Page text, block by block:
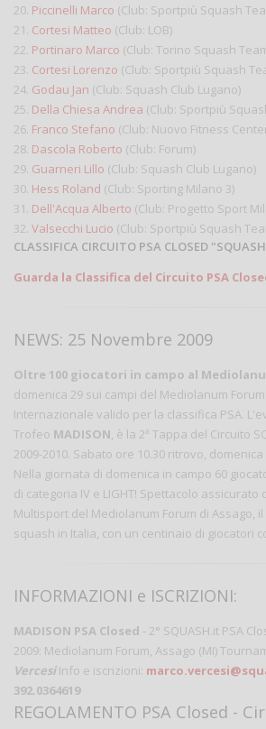
20. Piccinelli Marco (Club: Sportpiù Squash
21. Cortesi Matteo (Club: LOB)
22. Portinaro Marco (Club: Torino Squash
23. Cortesi Lorenzo (Club: Sportpiù Squash
24. Godau Jan (Club: Squash Club Lugano)
25. Della Chiesa Andrea (Club: Sportpiù
26. Franco Stefano (Club: Nuovo Fitness
28. Dascola Roberto (Club: Forum)
29. Guarneri Lillo (Club: Squash Club Lugano)
30. Hess Roland (Club: Sporting Milano 3)
31. Dell'Acqua Alberto (Club: Progetto Sport
32. Valsecchi Lucio (Club: Sportpiù Squash
CLASSIFICA CIRCUITO PSA CLOSED
Guarda la Classifica del Circuito PSA
NEWS: 25 Novembre 2009
Oltre 100 giocatori in campo al
domenica 29 sui campi del Mediolanum
Internazionale valido per la classifica PSA.
Trofeo MADISON, è la 2ª Tappa del Circuito
2009-2010. Sabato ore 10.30 ritrovo,
Nella giornata di domenica in campo 60
di categoria IV e LIGHT! Spettacolo
Multisport del Mediolanum Forum di Assago,
squash in Italia, con un centinaio di giocatori
INFORMAZIONI e ISCRIZIONI:
MADISON PSA Closed - 2° SQUASH.it PSA
2009: Mediolanum Forum, Assago (MI)
VercesiInfo e iscrizioni:
392.0364619
REGOLAMENTO PSA Closed -